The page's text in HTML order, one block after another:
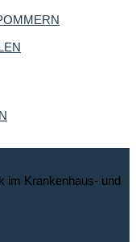
im Krankenhaus- und